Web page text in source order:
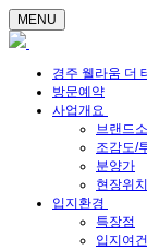
MENU
경주 웰라움 더
방문예약
사업개요
브랜드
조감도/
분양가
현장위치
입지환경
특장점
입지여건